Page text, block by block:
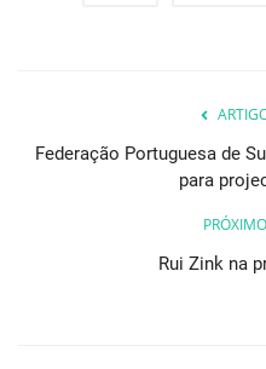
Federação Portuguesa de
para
Rui Zink na